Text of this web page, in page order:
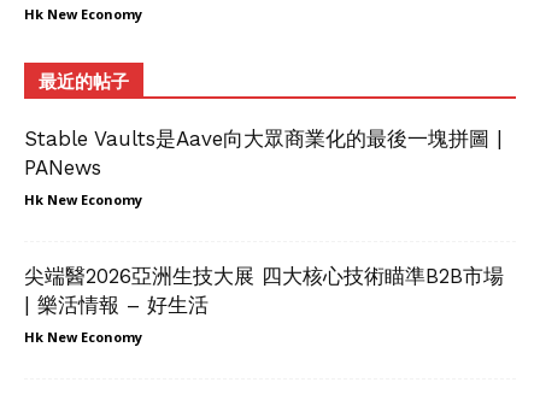
Hk New Economy
最近的帖子
Stable Vaults是Aave向大眾商業化的最後一塊拼圖 |
PANews
Hk New Economy
尖端醫2026亞洲生技大展 四大核心技術瞄準B2B市場
| 樂活情報 – 好生活
Hk New Economy